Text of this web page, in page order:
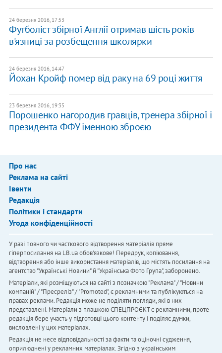
24 березня 2016, 17:53
Футболіст збірної Англії отримав шість років
в'язниці за розбещення школярки
24 березня 2016, 14:47
Йохан Кройф помер від раку на 69 році життя
23 березня 2016, 19:35
Порошенко нагородив гравців, тренера збірної і
президента ФФУ іменною зброєю
Про нас
Реклама на сайті
Івенти
Редакція
Політики і стандарти
Угода конфіденційності
У разі повного чи часткового відтворення матеріалів пряме
гіперпосилання на LB.ua обов'язкове! Передрук, копіювання,
відтворення або інше використання матеріалів, що містять посилання на
агентство "Українськi Новини" й "Українська Фото Група", заборонено.
Матеріали, які розміщуються на сайті з позначкою "Реклама" / "Новини
компаній" / "Пресреліз" / "Promoted", є рекламними та публікуються на
правах реклами. Редакція може не поділяти погляди, які в них
представлені. Матеріали з плашкою СПЕЦПРОЄКТ є рекламними, проте
редакція бере участь у підготовці цього контенту і поділяє думки,
висловлені у цих матеріалах.
Редакція не несе відповідальності за факти та оціночні судження,
оприлюднені у рекламних матеріалах. Згідно з українським